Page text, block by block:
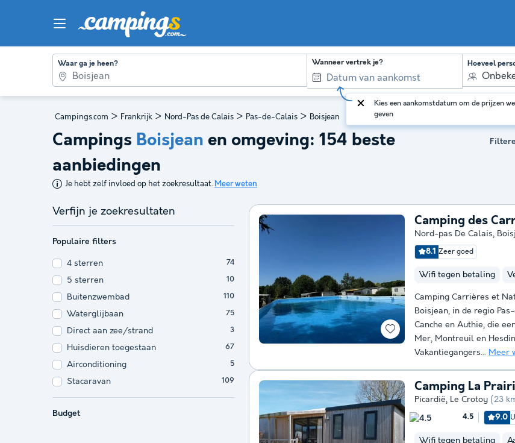
Waar ga je heen? Wanneer vertrek je?
Kies een aankomstdatum om de prijzen
geven
Hoeveel
Campings.com > Frankrijk > Nord-Pas de Calais > Pas-de-Calais > Boisjean
Campings Boisjean en omgeving: 154 beste
aanbiedingen
Je hebt zelf invloed op het zoekresultaat. Meer weten
Verfijn je zoekresultaten
Populaire filters
4 sterren 74
5 sterren 10
Buitenzwembad 110
Waterglijbaan 75
Direct aan zee/strand 3
Huisdieren toegestaan 67
Airconditioning 5
Stacaravan 109
Budget
Camping des
Nord-pas De Calais,
8.1 Zeer goed
Wifi tegen betaling
Camping Carrières et
Boisjean, in de regio
Canche en Authie, die
Mer, Montreuil en
Vakantiegangers... Meer
Camping La
Picardië, Le Crotoy (23
4.5 9.0
Wifi tegen betaling